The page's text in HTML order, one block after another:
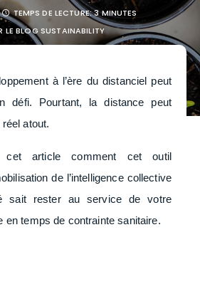
TEMPS DE LECTURE:3 MINUTES
LE BLOG SUSTAINABILITY
à l’ère du distanciel peut
défi. Pourtant, la distance peut
atout.
cet article comment cet outil
de l’intelligence collective
sait rester au service de votre
en temps de contrainte sanitaire.